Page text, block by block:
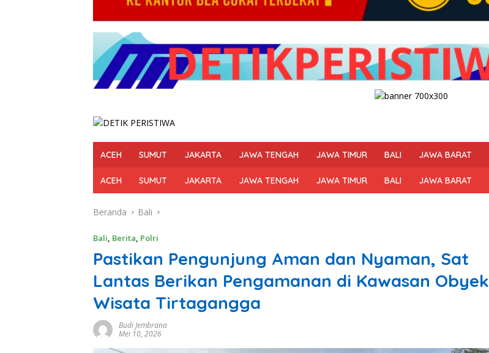
ACEH SUMUT JAKARTA JAWA TENGAH JAWA TIMUR BALI JAWA BARAT
ACEH SUMUT JAKARTA JAWA TENGAH JAWA TIMUR BALI JAWA BARAT
Beranda Bali
Bali, Berita, Polri
Pastikan Pengunjung Aman dan Nyaman, Sat
Lantas Berikan Pengamanan di Kawasan Obyek
Wisata Tirtagangga
Budi Jembrana
Mei 10, 2026